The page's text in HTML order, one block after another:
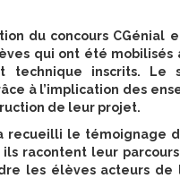
du concours CGénial
qui ont été mobilisés
technique inscrits. Le
à l’implication des
de leur projet.
recueilli le témoignage
racontent leur
les élèves acteurs de